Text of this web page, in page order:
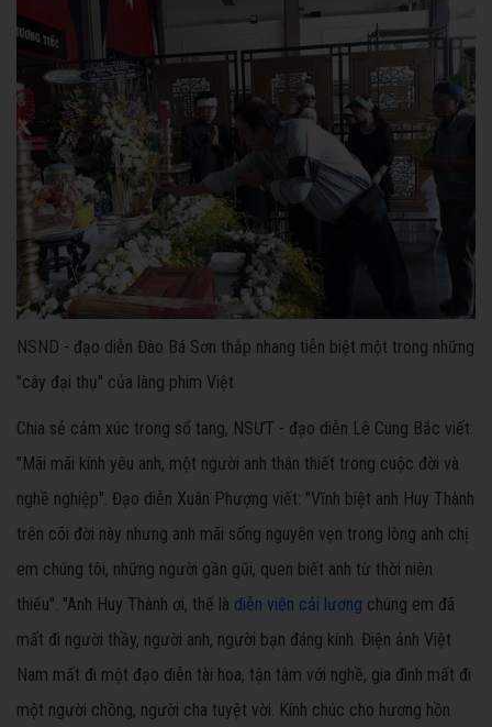
NSND - đạo diễn Đào Bá Sơn thắp nhang tiễn biệt một trong những
"cây đại thụ" của làng phim Việt
Chia sẻ cảm xúc trong sổ tang, NSƯT - đạo diễn Lê Cung Bắc viết:
"Mãi mãi kính yêu anh, một người anh thân thiết trong cuộc đời và
nghề nghiệp". Đạo diễn Xuân Phượng viết: "Vĩnh biệt anh Huy Thành
trên cõi đời này nhưng anh mãi sống nguyên vẹn trong lòng anh chị
em chúng tôi, những người gần gũi, quen biết anh từ thời niên
thiếu". "Anh Huy Thành ơi, thế là diễn viên cải lương chúng em đã
mất đi người thầy, người anh, người bạn đáng kính. Điện ảnh Việt
Nam mất đi một đạo diễn tài hoa, tận tâm với nghề, gia đình mất đi
một người chồng, người cha tuyệt vời. Kính chúc cho hương hồn